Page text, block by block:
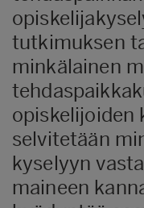
tutkimuksen
minkälainen
opiskelijoiden
selvitetään
kyselyyn
maineen